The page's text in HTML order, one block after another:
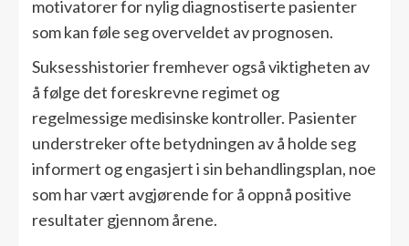
motivatorer for nylig diagnostiserte pasienter
som kan føle seg overveldet av prognosen.
Suksesshistorier fremhever også viktigheten av
å følge det foreskrevne regimet og
regelmessige medisinske kontroller. Pasienter
understreker ofte betydningen av å holde seg
informert og engasjert i sin behandlingsplan, noe
som har vært avgjørende for å oppnå positive
resultater gjennom årene.